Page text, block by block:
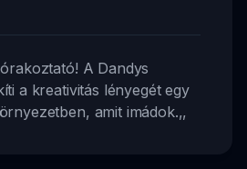
A Dandys
a kreativitás lényegét egy
amit imádok.,,